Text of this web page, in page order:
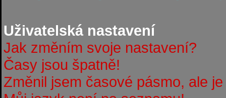
Uživatelská nastavení
Jak změním svoje nastavení?
Časy jsou špatně!
Změnil jsem časové pásmo, ale